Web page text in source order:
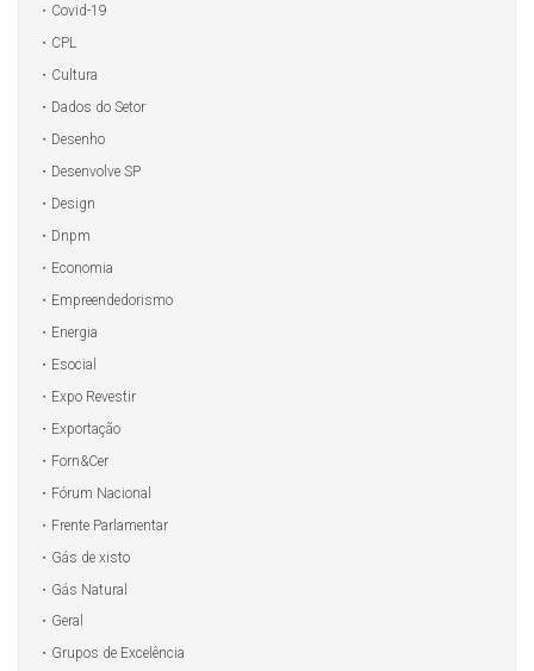
Covid-19
CPL
Cultura
Dados do Setor
Desenho
Desenvolve SP
Design
Dnpm
Economia
Empreendedorismo
Energia
Esocial
Expo Revestir
Exportação
Forn&Cer
Fórum Nacional
Frente Parlamentar
Gás de xisto
Gás Natural
Geral
Grupos de Excelência